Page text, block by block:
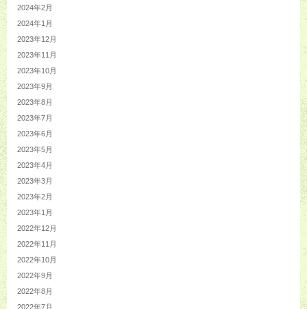
2024年2月
2024年1月
2023年12月
2023年11月
2023年10月
2023年9月
2023年8月
2023年7月
2023年6月
2023年5月
2023年4月
2023年3月
2023年2月
2023年1月
2022年12月
2022年11月
2022年10月
2022年9月
2022年8月
2022年7月